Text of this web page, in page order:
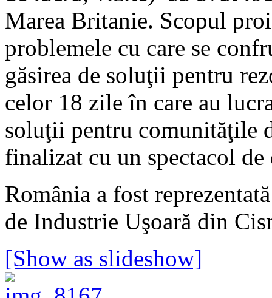
Marea Britanie. Scopul
problemele cu care se
găsirea de soluţii pentru
celor 18 zile în care au
soluţii pentru comunităţile
finalizat cu un spectacol de
România a fost
de Industrie Uşoară din
[Show as slideshow]